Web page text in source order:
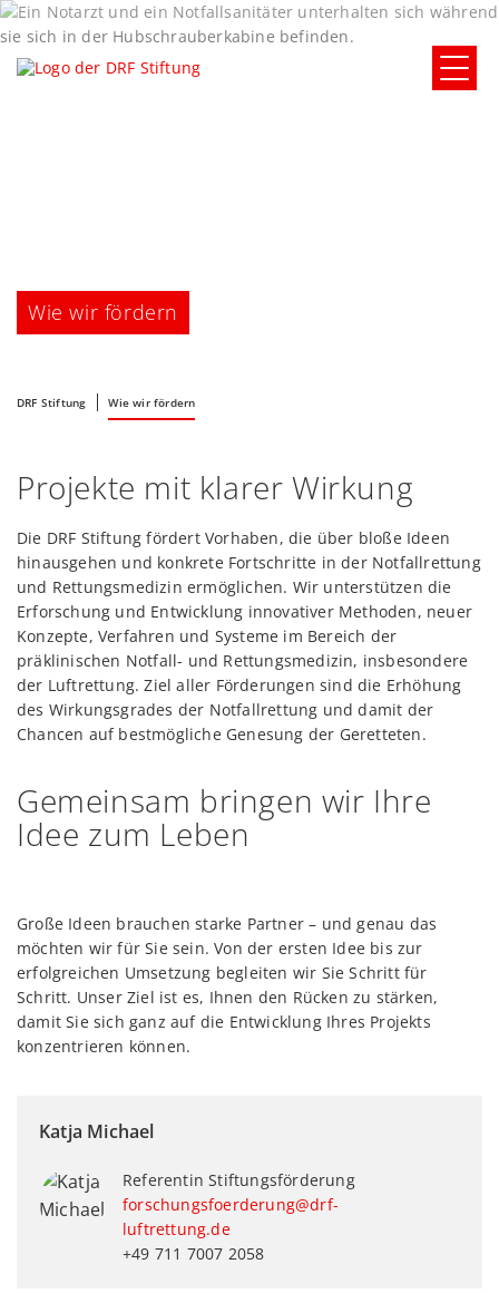
Wie wir fördern
DRF Stiftung Wie wir fördern
Projekte mit klarer Wirkung
Die DRF Stiftung fördert Vorhaben, die über bloße Ideen
hinausgehen und konkrete Fortschritte in der Notfallrettung
und Rettungsmedizin ermöglichen. Wir unterstützen die
Erforschung und Entwicklung innovativer Methoden, neuer
Konzepte, Verfahren und Systeme im Bereich der
präklinischen Notfall- und Rettungsmedizin, insbesondere
der Luftrettung. Ziel aller Förderungen sind die Erhöhung
des Wirkungsgrades der Notfallrettung und damit der
Chancen auf bestmögliche Genesung der Geretteten.
Gemeinsam bringen wir Ihre
Idee zum Leben
Große Ideen brauchen starke Partner – und genau das
möchten wir für Sie sein. Von der ersten Idee bis zur
erfolgreichen Umsetzung begleiten wir Sie Schritt für
Schritt. Unser Ziel ist es, Ihnen den Rücken zu stärken,
damit Sie sich ganz auf die Entwicklung Ihres Projekts
konzentrieren können.
Katja Michael
Referentin Stiftungsförderung
forschungsfoerderung@drf-
luftrettung.de
+49 711 7007 2058